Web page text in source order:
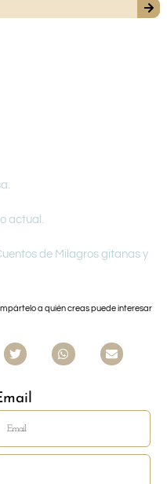
actual.
de Milagros gitanas y
a quién creas puede interesar